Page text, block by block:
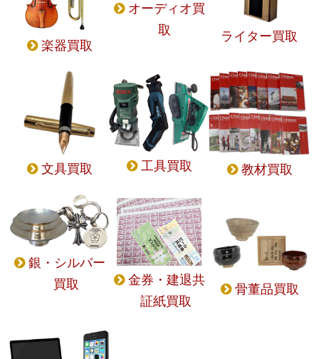
楽器買取
オーディオ買
取
ライター買取
文具買取 工具買取 教材買取
銀・シルバー
買取
金券・建退共
証紙買取
骨董品買取